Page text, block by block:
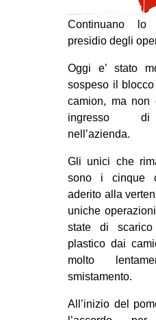
ESTREMO
Continuano
presidio degli
Oggi e’ stato
sospeso il blocco
camion, ma non
ingresso di
nell’azienda.
Gli unici che
sono i cinque
aderito alla
uniche
state di
plastico dai
molto
smistamento.
All’inizio del